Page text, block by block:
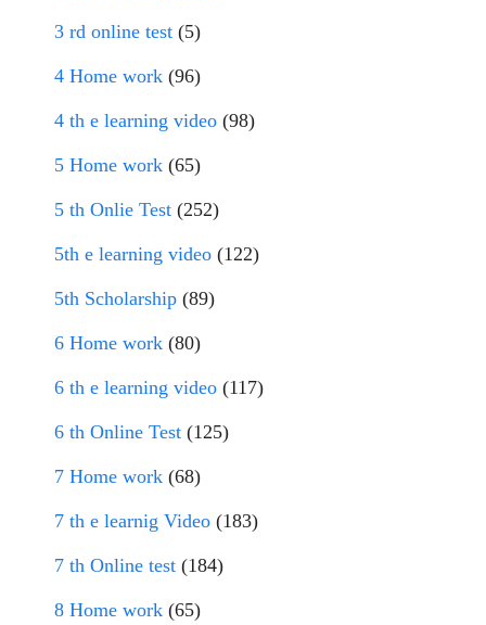
3 rd online test (5)
4 Home work (96)
4 th e learning video (98)
5 Home work (65)
5 th Onlie Test (252)
5th e learning video (122)
5th Scholarship (89)
6 Home work (80)
6 th e learning video (117)
6 th Online Test (125)
7 Home work (68)
7 th e learnig Video (183)
7 th Online test (184)
8 Home work (65)